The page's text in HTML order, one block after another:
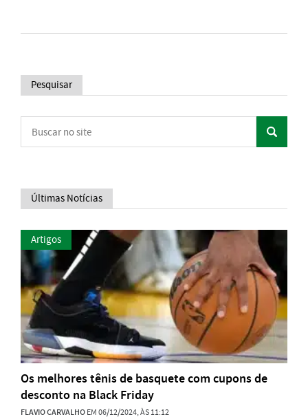
Pesquisar
Últimas Notícias
Artigos
Os melhores tênis de basquete com cupons de
desconto na Black Friday
FLAVIO CARVALHOEM 06/12/2024, ÀS 11:12